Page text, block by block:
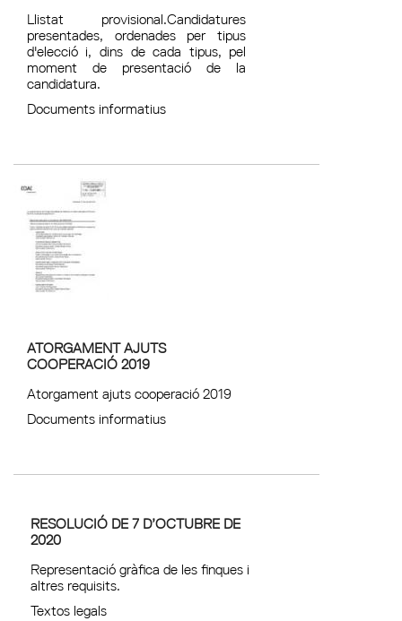
Llistat provisional.Candidatures
presentades, ordenades per tipus
d'elecció i, dins de cada tipus, pel
moment de presentació de la
candidatura.
Documents informatius
ATORGAMENT AJUTS
COOPERACIÓ 2019
Atorgament ajuts cooperació 2019
Documents informatius
RESOLUCIÓ DE 7 D’OCTUBRE DE
2020
Representació gràfica de les finques i
altres requisits.
Textos legals